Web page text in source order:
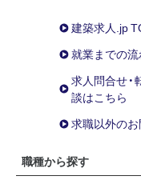
建築求人.jp
就業までの
求人問合せ・
談はこちら
求職以外の
職種から探す